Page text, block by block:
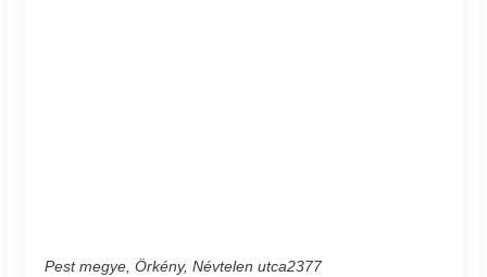
Pest megye, Örkény, Névtelen utca2377